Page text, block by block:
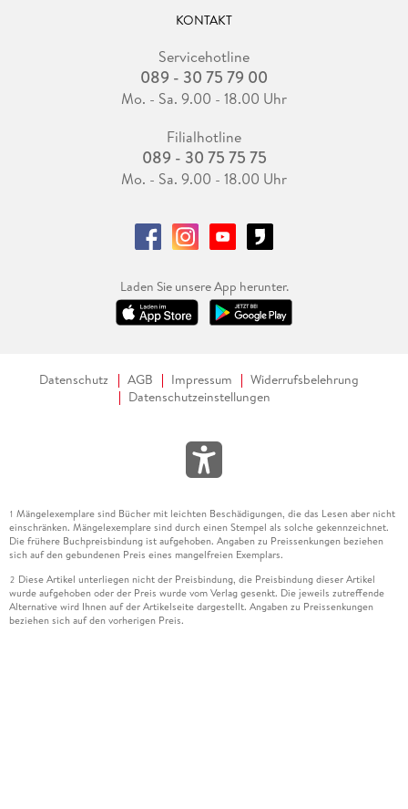
KONTAKT
Servicehotline
089 - 30 75 79 00
Mo. - Sa. 9.00 - 18.00 Uhr
Filialhotline
089 - 30 75 75 75
Mo. - Sa. 9.00 - 18.00 Uhr
Laden Sie unsere App herunter.
Datenschutz AGB Impressum
Widerrufsbelehrung
Datenschutzeinstellungen
1 Mängelexemplare sind Bücher mit leichten Beschädigungen, die das Lesen aber nicht
einschränken. Mängelexemplare sind durch einen Stempel als solche gekennzeichnet.
Die frühere Buchpreisbindung ist aufgehoben. Angaben zu Preissenkungen beziehen
sich auf den gebundenen Preis eines mangelfreien Exemplars.
2 Diese Artikel unterliegen nicht der Preisbindung, die Preisbindung dieser Artikel
wurde aufgehoben oder der Preis wurde vom Verlag gesenkt. Die jeweils zutreffende
Alternative wird Ihnen auf der Artikelseite dargestellt. Angaben zu Preissenkungen
beziehen sich auf den vorherigen Preis.